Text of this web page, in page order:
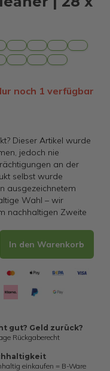
noch 1 verfügbar
Dieser Artikel wurde
jedoch nie
an der
selbst wurde
ausgezeichnetem
Wahl – wir
nachhaltigen Zweite
In den Warenkorb
gut? Geld zurück?
Rückgaberecht
einkaufen = B-Ware